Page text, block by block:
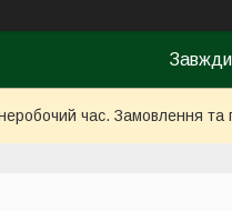
Завжди
неробочий час. Замовлення